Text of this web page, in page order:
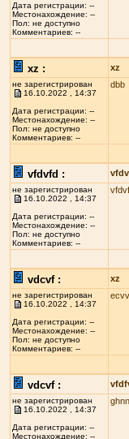
Дата регистрации: --
Местонахождение: --
Пол: не доступно
Комментариев: --
xz : xz
не зарегистрирован
16.10.2022 , 14:37
Дата регистрации: --
Местонахождение: --
Пол: не доступно
Комментариев: --
dbb
vfdvfd : vfdv
не зарегистрирован
16.10.2022 , 14:37
Дата регистрации: --
Местонахождение: --
Пол: не доступно
Комментариев: --
vfdvf
vdcvf : xz
не зарегистрирован
16.10.2022 , 14:37
Дата регистрации: --
Местонахождение: --
Пол: не доступно
Комментариев: --
vdcvf :
не зарегистрирован
16.10.2022 , 14:37
Дата регистрации: --
Местонахождение: --